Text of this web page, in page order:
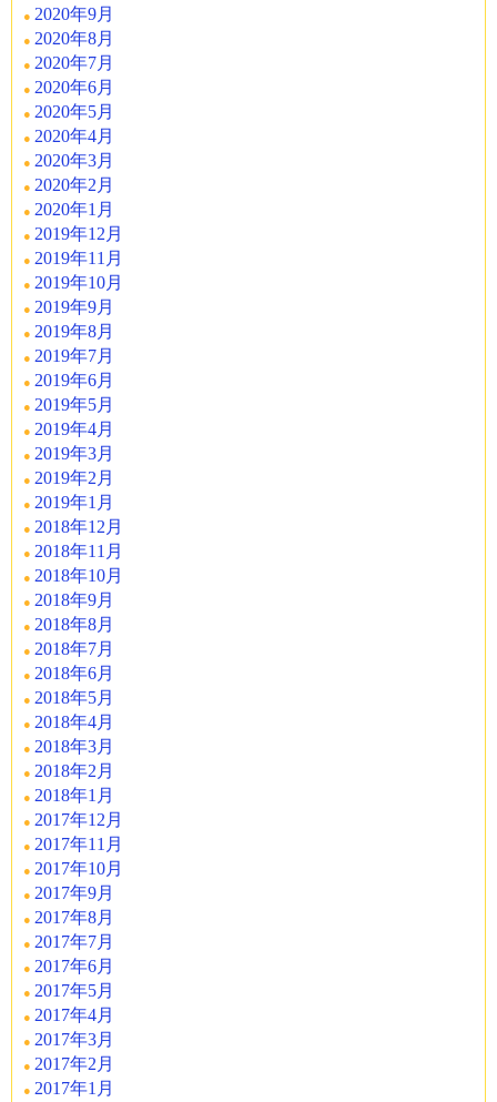
2020年9月
2020年8月
2020年7月
2020年6月
2020年5月
2020年4月
2020年3月
2020年2月
2020年1月
2019年12月
2019年11月
2019年10月
2019年9月
2019年8月
2019年7月
2019年6月
2019年5月
2019年4月
2019年3月
2019年2月
2019年1月
2018年12月
2018年11月
2018年10月
2018年9月
2018年8月
2018年7月
2018年6月
2018年5月
2018年4月
2018年3月
2018年2月
2018年1月
2017年12月
2017年11月
2017年10月
2017年9月
2017年8月
2017年7月
2017年6月
2017年5月
2017年4月
2017年3月
2017年2月
2017年1月